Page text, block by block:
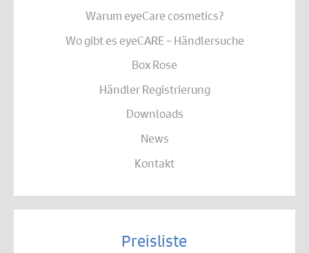
Warum eyeCare cosmetics?
Wo gibt es eyeCARE – Händlersuche
Box Rose
Händler Registrierung
Downloads
News
Kontakt
Preisliste